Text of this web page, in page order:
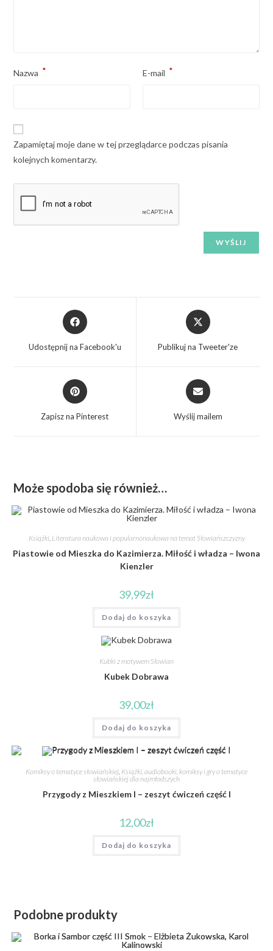
Nazwa * E-mail *
Zapamiętaj moje dane w tej przeglądarce podczas pisania
kolejnych komentarzy.
Udostępnij na Facebook'u Publikuj na Tweeter'ze
Zapisz na Pinterest Wyślij mailem
Może spodoba się również…
Książki, Literatura naukowa i popularnonaukowa na temat Słowiańszczyzny
Piastowie od Mieszka do Kazimierza. Miłość i władza – Iwona
Kienzler
39,99zł
Dodaj do koszyka
Kubki z motywem Słowian
Kubek Dobrawa
39,00zł
Dodaj do koszyka
Komiksy o tematyce słowiańskiej Książki, audiobooki, komiksy i gry o tematyce
słowiańskiej dla najmłodszych
Przygody z Mieszkiem I – zeszyt ćwiczeń część I
12,00zł
Dodaj do koszyka
Podobne produkty